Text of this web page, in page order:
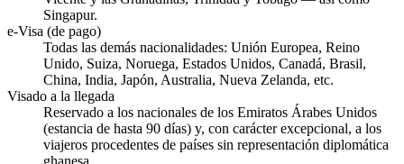
Singapur.
e-Visa (de pago)
Todas las demás nacionalidades: Unión Europea, Reino
Unido, Suiza, Noruega, Estados Unidos, Canadá, Brasil,
China, India, Japón, Australia, Nueva Zelanda, etc.
Visado a la llegada
Reservado a los nacionales de los Emiratos Árabes Unidos
(estancia de hasta 90 días) y, con carácter excepcional, a los
viajeros procedentes de países sin representación diplomática